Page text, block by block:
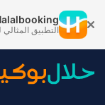
التطبيق